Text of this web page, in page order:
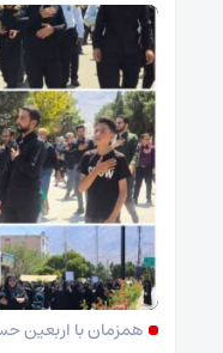
همزمان با اربعین